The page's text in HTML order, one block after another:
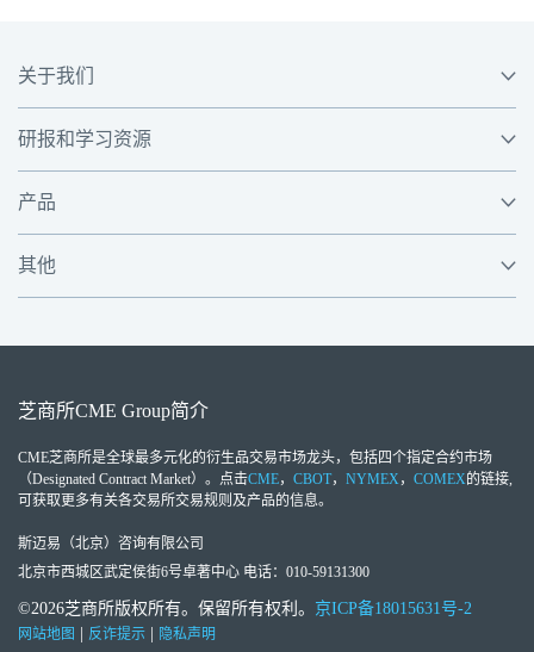
关于我们
研报和学习资源
产品
其他
芝商所CME Group简介
CME芝商所是全球最多元化的衍生品交易市场龙头，包括四个指定合约市场
（Designated Contract Market）。点击CME， CBOT， NYMEX， COMEX的链接,
可获取更多有关各交易所交易规则及产品的信息。
斯迈易（北京）咨询有限公司
北京市西城区武定侯街6号卓著中心 电话：010-59131300
©2026芝商所版权所有。保留所有权利。 京ICP备18015631号-2
网站地图 反诈提示 隐私声明